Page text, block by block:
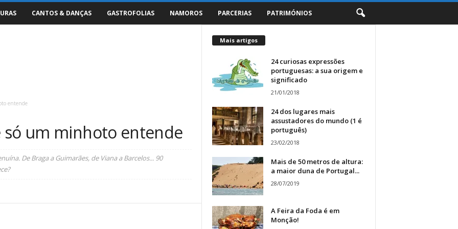
CANTOS & DANÇAS GASTROFOLIAS NAMOROS PARCERIAS PATRIMÓNIOS
entende
só um minhoto entende
De Braga a Guimarães, de Viana a Barcelos... 90
Mais artigos
24 curiosas expressões
portuguesas: a sua origem e
significado
21/01/2018
24 dos lugares mais
assustadores do mundo (1 é
português)
23/02/2018
Mais de 50 metros de altura:
a maior duna de Portugal...
28/07/2019
A Feira da Foda é em
Monção!